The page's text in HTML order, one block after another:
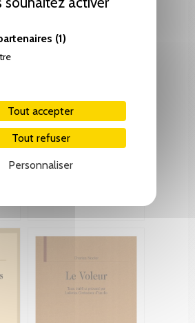
(1)
Tout accepter
Tout refuser
Personnaliser